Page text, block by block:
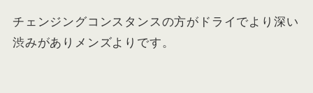
チェンジングコンスタンスの方がドライでより深い
渋みがありメンズよりです。